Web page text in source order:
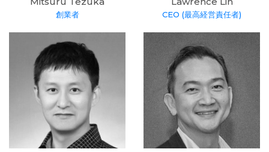
創業者 CEO (最高経営責任者)